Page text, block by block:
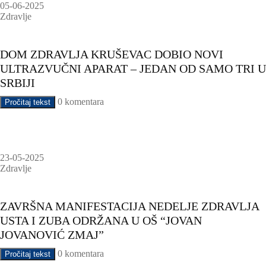
05-06-2025
Zdravlje
DOM ZDRAVLJA KRUŠEVAC DOBIO NOVI
ULTRAZVUČNI APARAT – JEDAN OD SAMO TRI U
SRBIJI
Pročitaj tekst 0 komentara
23-05-2025
Zdravlje
ZAVRŠNA MANIFESTACIJA NEDELJE ZDRAVLJA
USTA I ZUBA ODRŽANA U OŠ “JOVAN
JOVANOVIĆ ZMAJ”
Pročitaj tekst 0 komentara